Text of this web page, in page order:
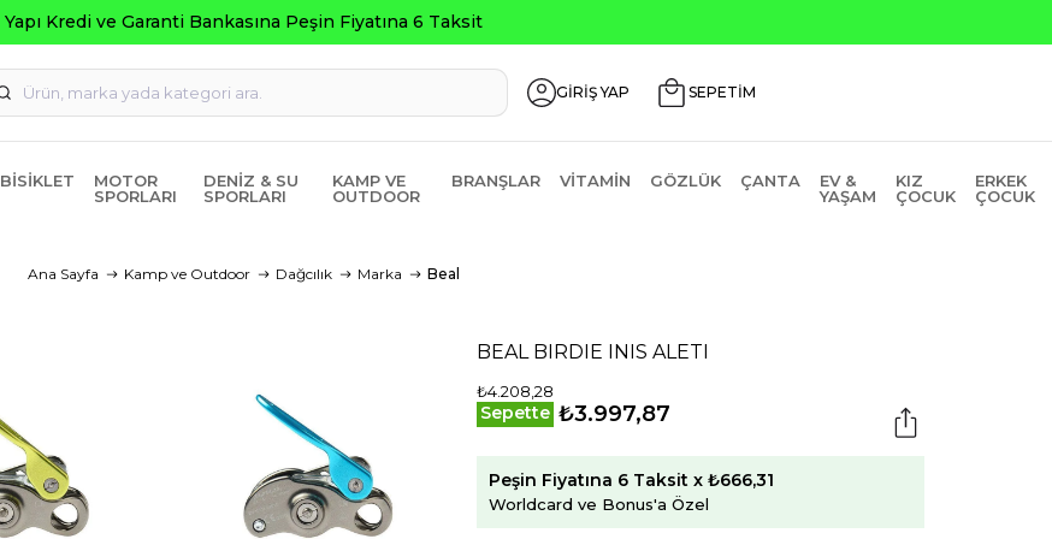
GİRİŞ YAP SEPETİM
BISIKLET
MOTOR
SPORLARI
DENIZ & SU
SPORLARI
KAMP VE
OUTDOOR
BRANŞLAR VITAMIN GÖZLÜK ÇANTA
EV &
YAŞAM
KIZ
ÇOCUK
ERKEK
ÇOCUK
Ana Sayfa Kamp ve Outdoor Dağcılık Marka Beal
BEAL BIRDIE INIS ALETI
₺4.208,28
Sepette ₺3.997,87
Peşin Fiyatına 6 Taksit x ₺666,31
Worldcard ve Bonus'a Özel